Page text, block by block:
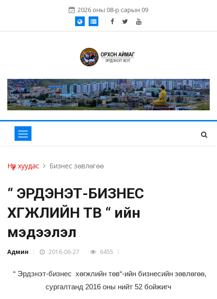
2026 оны 08-р сарын 09
Нүүр хуудас Бизнес зөвлөгөө
“ ЭРДЭНЭТ-БИЗНЕС
ХӨГЖЛИЙН ТӨВ “ ийн
мэдээлэл
Админ 2016-06-27 6455
“ Эрдэнэт-бизнес хөгжлийн төв“-ийн бизнесийн зөвлөгөө,
сургалтанд 2016 оны нийт 52 бойжигч